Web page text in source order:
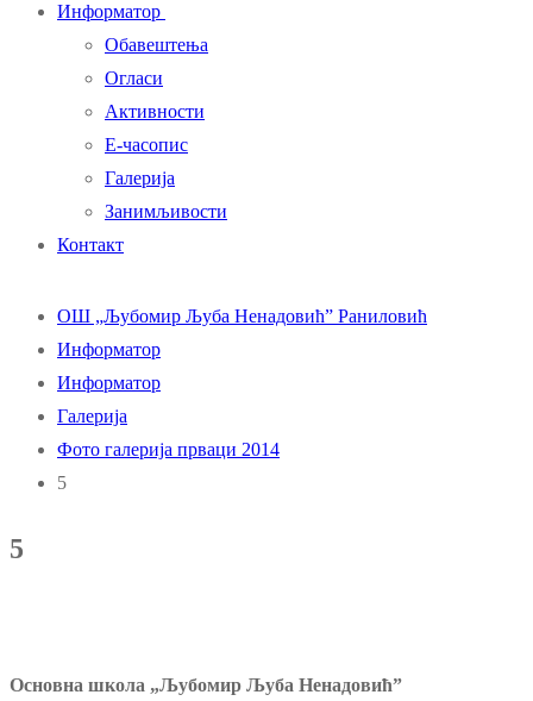
Информатор
Обавештења
Огласи
Активности
Е-часопис
Галерија
Занимљивости
Контакт
ОШ „Љубомир Љуба Ненадовић” Раниловић
Информатор
Информатор
Галерија
Фото галерија прваци 2014
5
5
Основна школа „Љубомир Љуба Ненадовић”